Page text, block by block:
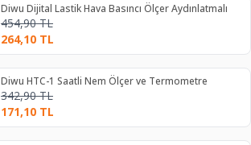
Diwu Dijital Lastik Hava Basıncı Ölçer Aydınlatmalı
454,90TL
264,10 TL
Diwu HTC-1 Saatli Nem Ölçer ve Termometre
342,90TL
171,10 TL